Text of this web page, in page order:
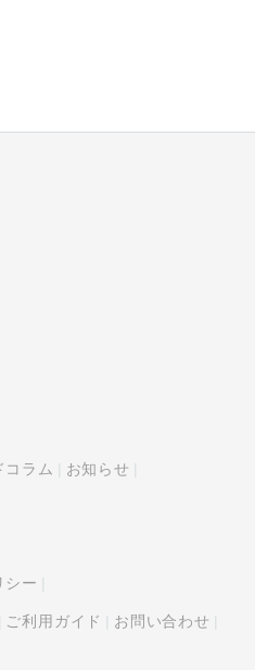
コラム お知らせ
シー
ご利用ガイド お問い合わせ